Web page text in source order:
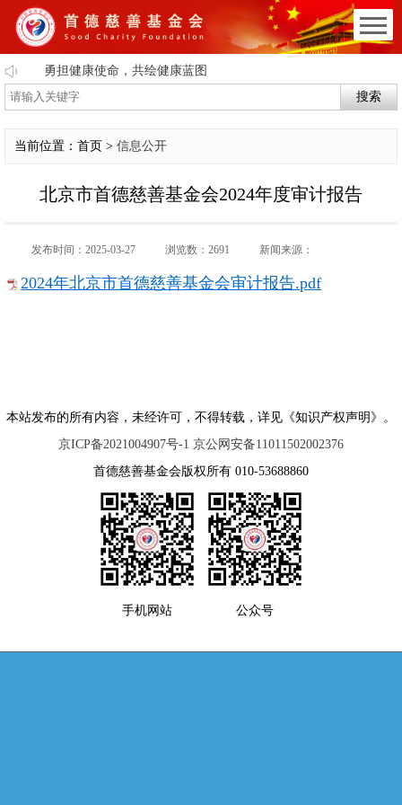
勇担健康使命，共绘健康蓝图
搜索
当前位置：首页 > 信息公开
北京市首德慈善基金会2024年度审计报告
发布时间：2025-03-27 浏览数：2691 新闻来源：
2024年北京市首德慈善基金会审计报告.pdf
本站发布的所有内容，未经许可，不得转载，详见《知识产权声明》。
京ICP备2021004907号-1 京公网安备11011502002376
首德慈善基金会版权所有 010-53688860
手机网站 公众号